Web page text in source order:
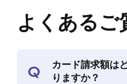
よくあるご
Q
カード請求額は
りますか？